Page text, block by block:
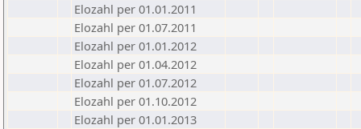
Elozahl per 01.01.2011
Elozahl per 01.07.2011
Elozahl per 01.01.2012
Elozahl per 01.04.2012
Elozahl per 01.07.2012
Elozahl per 01.10.2012
Elozahl per 01.01.2013